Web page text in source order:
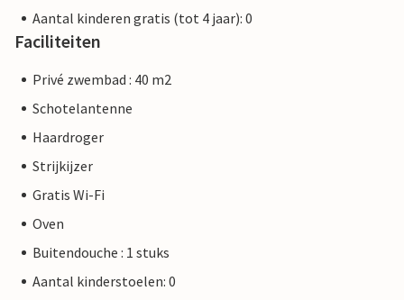
Aantal kinderen gratis (tot 4 jaar): 0
Faciliteiten
Privé zwembad : 40 m2
Schotelantenne
Haardroger
Strijkijzer
Gratis Wi-Fi
Oven
Buitendouche : 1 stuks
Aantal kinderstoelen: 0